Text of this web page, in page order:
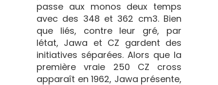
passe aux monos deux temps
avec des 348 et 362 cm3. Bien
que liés, contre leur gré, par
létat, Jawa et CZ gardent des
initiatives séparées. Alors que la
première vraie 250 CZ cross
apparaît en 1962, Jawa présente,